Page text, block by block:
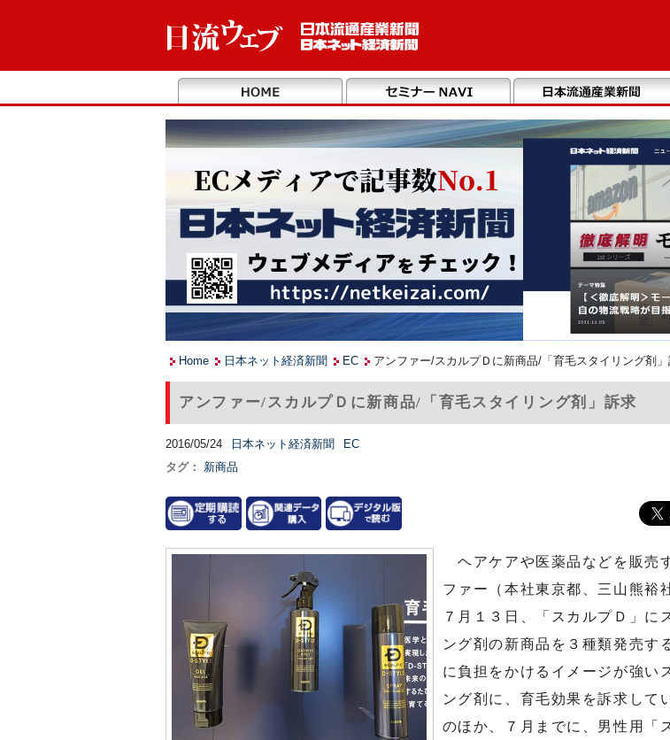
Home 日本ネット経済新聞 EC アンファー/スカルプＤに新商品/「育毛スタイリング剤
アンファー/スカルプＤに新商品/「育毛スタイリング剤」訴求
2016/05/24 日本ネット経済新聞
EC
タグ：
新商品
ヘアケアや医薬品などを販売
ファー（本社東京都、三山熊裕
７月１３日、「スカルプＤ」に
ング剤の新商品を３種類発売す
に負担をかけるイメージが強い
ング剤に、育毛効果を訴求して
のほか、７月までに、男性用「